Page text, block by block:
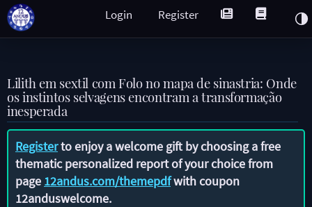
Register
Login
Lilith em sextil com Folo no mapa de sinastria: Onde
os instintos selvagens encontram a transformação
inesperada
Registerto enjoy a welcome gift by choosing a free
thematic personalized report of your choice from
page 12andus.com/themepdfwith coupon
12anduswelcome.